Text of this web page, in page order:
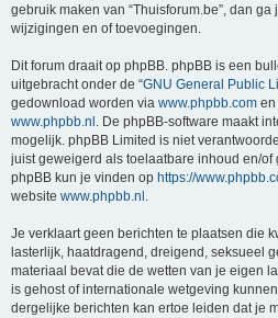
gebruik maken van “Thuisforum.be”, dan
wijzigingen en of toevoegingen.
Dit forum draait op phpBB. phpBB is een
uitgebracht onder de “GNU General Public
gedownload worden via www.phpbb.com en
www.phpbb.nl . De phpBB-software maakt
mogelijk. phpBB Limited is niet
juist geweigerd als toelaatbare inhoud en/of
phpBB kun je vinden op https://
website www.phpbb.nl .
Je verklaart geen berichten te plaatsen die
lasterlijk, haatdragend, dreigend, seksueel
materiaal bevat die de wetten van je eigen
is gehost of internationale wetgeving
dergelijke berichten kan ertoe leiden dat je